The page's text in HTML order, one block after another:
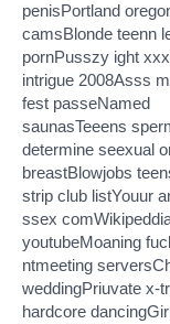
penisPortland
camsBlonde teenn
pornPusszy ight
intrigue 2008Asss
fest passeNamed
saunasTeeens
determine seexual
breastBlowjobs
strip club listYouur
ssex
youtubeMoaning
ntmeeting
weddingPriuvate x-
hardcore